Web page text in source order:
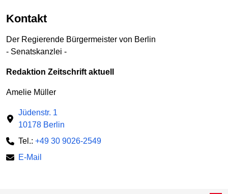
Kontakt
Der Regierende Bürgermeister von Berlin
- Senatskanzlei -
Redaktion Zeitschrift aktuell
Amelie Müller
Jüdenstr. 1
10178 Berlin
Tel.: +49 30 9026-2549
E-Mail